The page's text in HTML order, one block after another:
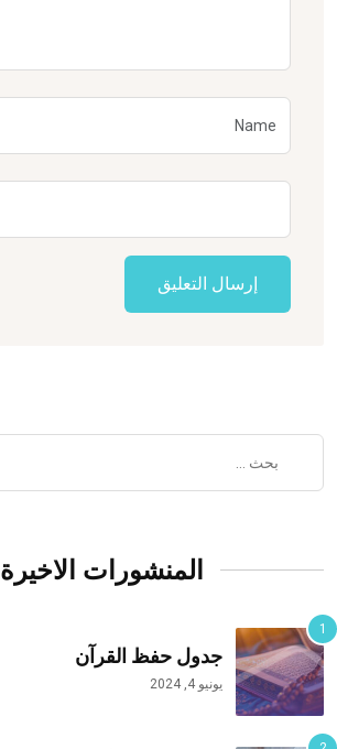
إرسال التعليق
المنشورات الاخيرة
جدول حفظ القرآن
يونيو 4, 2024